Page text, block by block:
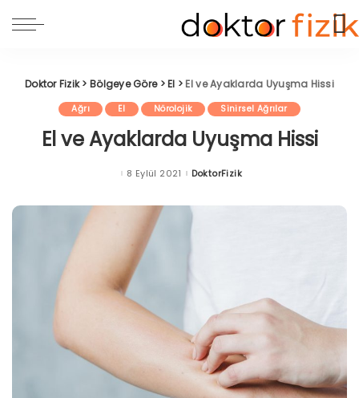
Doktor Fizik>Bölgeye Göre>El > El ve Ayaklarda Uyuşma Hissi
Ağrı El Nörolojik Sinirsel Ağrılar
El ve Ayaklarda Uyuşma Hissi
8 Eylül 2021 Posted
DoktorFizik